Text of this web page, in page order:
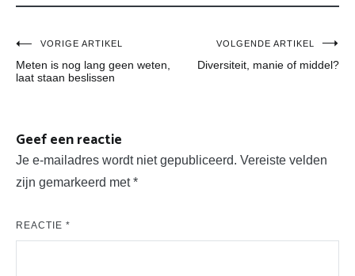
Bericht
navigatie
VORIGE ARTIKEL
Meten is nog lang geen weten,
laat staan beslissen
VOLGENDE ARTIKEL
Diversiteit, manie of middel?
Geef een reactie
Je e-mailadres wordt niet gepubliceerd. Vereiste velden
zijn gemarkeerd met*
REACTIE *